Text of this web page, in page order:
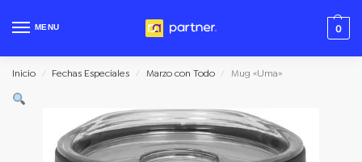
MENU 0
Inicio / Fechas Especiales / Marzo con Todo / Mug «Uma»